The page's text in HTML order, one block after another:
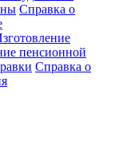
Справка о
пенсионной
Справка о